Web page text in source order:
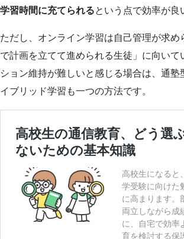
学習時間に充てられるという点で効率が良
ただし、オンライン学習は自己管理が求め
で計画を立てて進められる生徒」に向いて
ション維持が難しいと感じる場合は、通塾
イブリッド学習も一つの方法です。